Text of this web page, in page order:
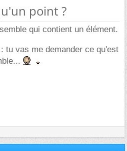
point ?
qui contient un élément.
tu vas me demander ce qu'est